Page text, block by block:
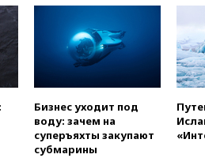
Бизнес уходит под
воду: зачем на
суперъяхты закупают
субмарины